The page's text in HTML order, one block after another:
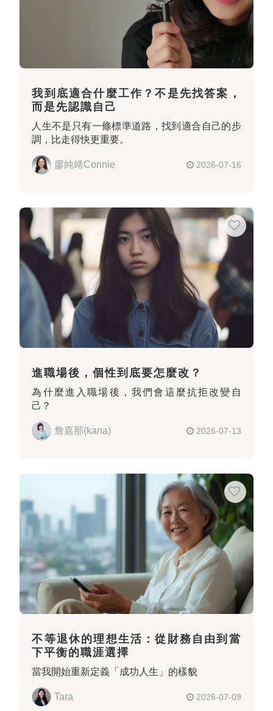
我到底適合什麼工作？不是先找答案，
而是先認識自己
人生不是只有一條標準道路，找到適合自己的步
調，比走得快更重要。
廖純靖Connie 2026-07-16
進職場後，個性到底要怎麼改？
為什麼進入職場後，我們會這麼抗拒改變自
己？
詹嘉那(kana) 2026-07-13
不等退休的理想生活：從財務自由到當
下平衡的職涯選擇
當我開始重新定義「成功人生」的樣貌
Tara 2026-07-09